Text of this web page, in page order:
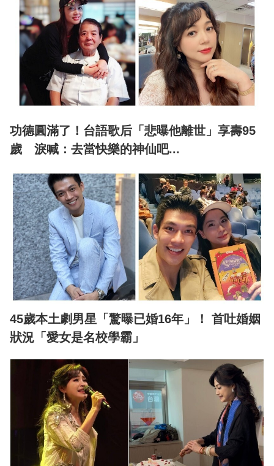
功德圓滿了！台語歌后「悲曝他離世」享壽95
歲 淚喊：去當快樂的神仙吧...
45歲本土劇男星「驚曝已婚16年」！ 首吐婚姻
狀況「愛女是名校學霸」